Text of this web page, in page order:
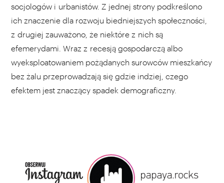
socjologów i urbanistów. Z jednej strony podkreślono
ich znaczenie dla rozwoju biedniejszych społeczności,
z drugiej zauważono, że niektóre z nich są
efemerydami. Wraz z recesją gospodarczą albo
wyeksploatowaniem pożądanych surowców mieszkańcy
bez żalu przeprowadzają się gdzie indziej, czego
efektem jest znaczący spadek demograficzny.